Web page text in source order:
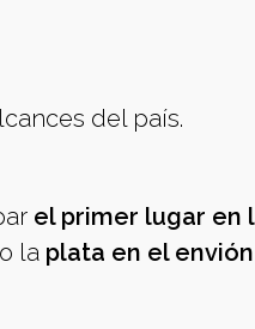
del país.
el primer lugar en
la plata en el envión